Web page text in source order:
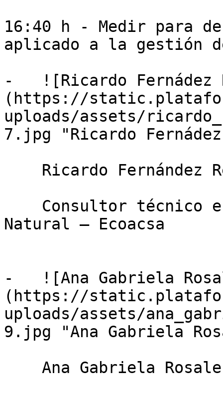
16:40 h - Medir para
aplicado a la gestión
-   ![Ricardo Fernádez
(https://
uploads/assets/
7.jpg "Ricardo Fernádez
Natural — Ecoacsa
-   ![Ana Gabriela
(https://
uploads/assets/
9.jpg "Ana Gabriela